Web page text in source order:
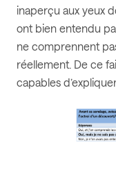
inaperçu aux yeux
ont bien entendu
ne comprennent
réellement. De ce
capables